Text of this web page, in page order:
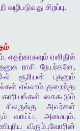
வழிபடுவது சிறப்பு.
, எதற்காகவும் எளிதில்
ராசி நேயர்களே,
ல் சூரியன்
புதனும்
எல்லாம் குறைந்து
கைகூடும்
சிலருக்கு
அவர்கள்
வாய்ப்பு அமையும்.
விரும்புவோரின்